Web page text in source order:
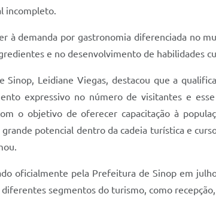
incompleto.
à demanda por gastronomia diferenciada no
e no desenvolvimento de habilidades
Leidiane Viegas, destacou que a
expressivo no número de visitantes e
o objetivo de oferecer capacitação à
potencial dentro da cadeia turística e
oficialmente pela Prefeitura de Sinop em
segmentos do turismo, como